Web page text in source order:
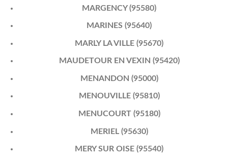
MARGENCY (95580)
MARINES (95640)
MARLY LA VILLE (95670)
MAUDETOUR EN VEXIN (95420)
MENANDON (95000)
MENOUVILLE (95810)
MENUCOURT (95180)
MERIEL (95630)
MERY SUR OISE (95540)